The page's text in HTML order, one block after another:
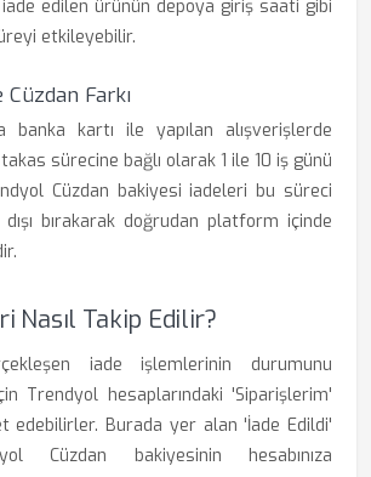
edilen ürünün depoya giriş saati gibi
etkileyebilir.
Farkı
banka kartı ile yapılan alışverişlerde
sürecine bağlı olarak 1 ile 10 iş günü
Cüzdan bakiyesi iadeleri bu süreci
bırakarak doğrudan platform içinde
Nasıl Takip Edilir?
iade işlemlerinin durumunu
Trendyol hesaplarındaki 'Siparişlerim'
edebilirler. Burada yer alan 'İade Edildi'
Cüzdan bakiyesinin hesabınıza